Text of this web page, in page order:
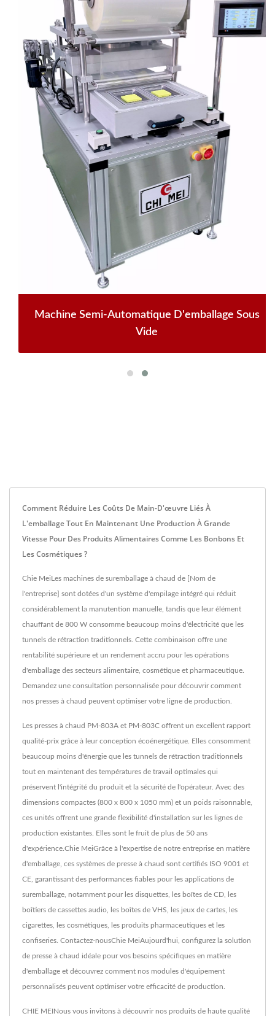
Machine Semi-Automatique D'emballage Sous
Vide
Comment Réduire Les Coûts De Main-D'œuvre Liés À
L'emballage Tout En Maintenant Une Production À Grande
Vitesse Pour Des Produits Alimentaires Comme Les Bonbons Et
Les Cosmétiques ?
Chie MeiLes machines de suremballage à chaud de [Nom de
l'entreprise] sont dotées d'un système d'empilage intégré qui réduit
considérablement la manutention manuelle, tandis que leur élément
chauffant de 800 W consomme beaucoup moins d'électricité que les
tunnels de rétraction traditionnels. Cette combinaison offre une
rentabilité supérieure et un rendement accru pour les opérations
d'emballage des secteurs alimentaire, cosmétique et pharmaceutique.
Demandez une consultation personnalisée pour découvrir comment
nos presses à chaud peuvent optimiser votre ligne de production.
Les presses à chaud PM-803A et PM-803C offrent un excellent rapport
qualité-prix grâce à leur conception écoénergétique. Elles consomment
beaucoup moins d'énergie que les tunnels de rétraction traditionnels
tout en maintenant des températures de travail optimales qui
préservent l'intégrité du produit et la sécurité de l'opérateur. Avec des
dimensions compactes (800 x 800 x 1050 mm) et un poids raisonnable,
ces unités offrent une grande flexibilité d'installation sur les lignes de
production existantes. Elles sont le fruit de plus de 50 ans
d'expérience.Chie MeiGrâce à l'expertise de notre entreprise en matière
d'emballage, ces systèmes de presse à chaud sont certifiés ISO 9001 et
CE, garantissant des performances fiables pour les applications de
suremballage, notamment pour les disquettes, les boîtes de CD, les
boîtiers de cassettes audio, les boîtes de VHS, les jeux de cartes, les
cigarettes, les cosmétiques, les produits pharmaceutiques et les
confiseries. Contactez-nousChie MeiAujourd'hui, configurez la solution
de presse à chaud idéale pour vos besoins spécifiques en matière
d'emballage et découvrez comment nos modules d'équipement
personnalisés peuvent optimiser votre efficacité de production.
CHIE MEINous vous invitons à découvrir nos produits de haute qualité